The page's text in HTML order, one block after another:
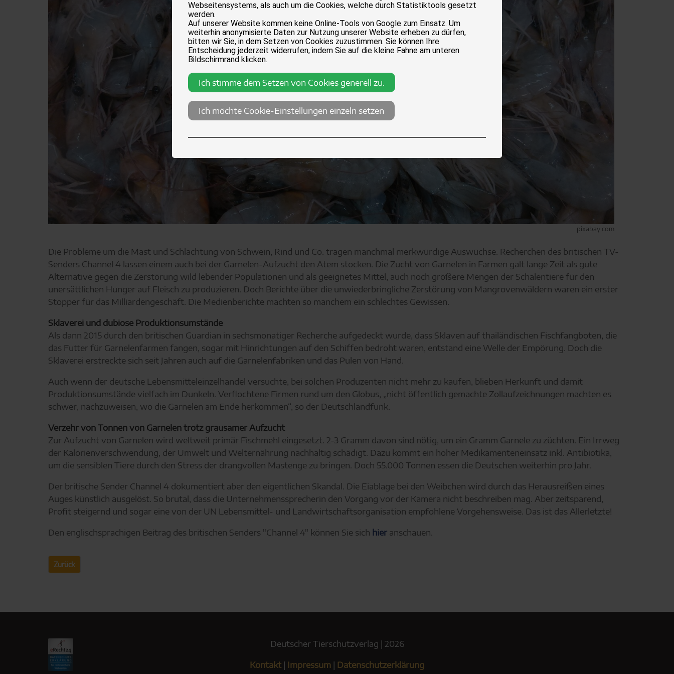
pixabay.com
Die Probleme um die Mast und Schlachtung von Schwein, Rind und Co. tragen manchmal merkwürdige Auswüchse. Recherchen des britischen TV-
Senders Channel 4 lassen einem auch bei der Garnelen-Aufzucht den Atem stocken. Die Zucht von Garnelen in Farmen galt lange Zeit als gute
Alternative gegen die Zerstörung wild lebender Populationen und als geeignetes Mittel, auch noch größere Mengen der Schalentiere für den
unersättlichen Hunger auf Fleisch zu produzieren. Doch Berichte über die unwiederbringliche Zerstörung von Mangrovenwäldern waren ein erster
Stopper für das Milliardengeschäft. Die Medienberichte machten so manchem ein schlechtes Gewissen.
Sklaverei und dubiose Produktionsumstände
Als dann 2015 durch den britischen Guardian in sechsmonatiger Recherche aufgedeckt wurde, dass Sklaven auf thailändischen Fischfangboten, die
das Futter für Garnelenfarmen fangen, sogar mit Hinrichtungen auf den Schiffen bedroht waren, entstand eine Welle der Empörung. Doch die
Sklaverei erstreckte sich seit Jahren auch auf die Garnelenfabriken und das Pulen von Hand.
Auch wenn der deutsche Lebensmitteleinzelhandel versuchte, bei solchen Produzenten nicht mehr zu kaufen, blieben Herkunft und damit
Produktionsumstände vielfach im Dunkeln. Verflochtene Firmen rund um den Globus, „nicht öffentlich gemachte Zollaufzeichnungen machten es
schwer, nachzuweisen, wo die Garnelen am Ende herkommen“, so der Deutschlandfunk.
Verzehr von Tonnen von Garnelen trotz grausamer Aufzucht
Zur Aufzucht von Garnelen wird weltweit primär Fischmehl eingesetzt. 2-3 Gramm davon sind nötig, um ein Gramm Garnele zu züchten. Ein Irrweg
der Kalorienverschwendung, der Umwelt und Welternährung nachhaltig schädigt. Dazu kommt ein hoher Medikamenteneinsatz inkl. Antibiotika,
um die sensiblen Tiere durch den Stress der drangvollen Mastenge zu bringen. Doch 55.000 Tonnen essen die Deutschen weiterhin pro Jahr.
Der britische Sender Channel 4 dokumentiert aber den eigentlichen Skandal. Die Eiablage bei den Weibchen wird durch das Herausreißen eines
Auges künstlich ausgelöst. So brutal, dass die Unternehmenssprecherin den Vorgang vor der Kamera nicht beschreiben mag. Aber zeitsparend,
Profit steigernd und sogar eine von der UN Lebensmittel- und Landwirtschaftsorganisation empfohlene Vorgehensweise. Das ist das Allerletzte!
Den englischsprachigen Beitrag des britischen Senders "Channel 4" können Sie sich hier anschauen.
Zurück
Deutscher Tierschutzverlag | 2026
Kontakt | Impressum | Datenschutzerklärung
Webseitensystems, als auch um die Cookies, welche durch Statistiktools gesetzt
werden.
Auf unserer Website kommen keine Online-Tools von Google zum Einsatz. Um
weiterhin anonymisierte Daten zur Nutzung unserer Website erheben zu dürfen,
bitten wir Sie, in dem Setzen von Cookies zuzustimmen. Sie können Ihre
Entscheidung jederzeit widerrufen, indem Sie auf die kleine Fahne am unteren
Bildschirmrand klicken.
Ich stimme dem Setzen von Cookies generell zu.
Ich möchte Cookie-Einstellungen einzeln setzen